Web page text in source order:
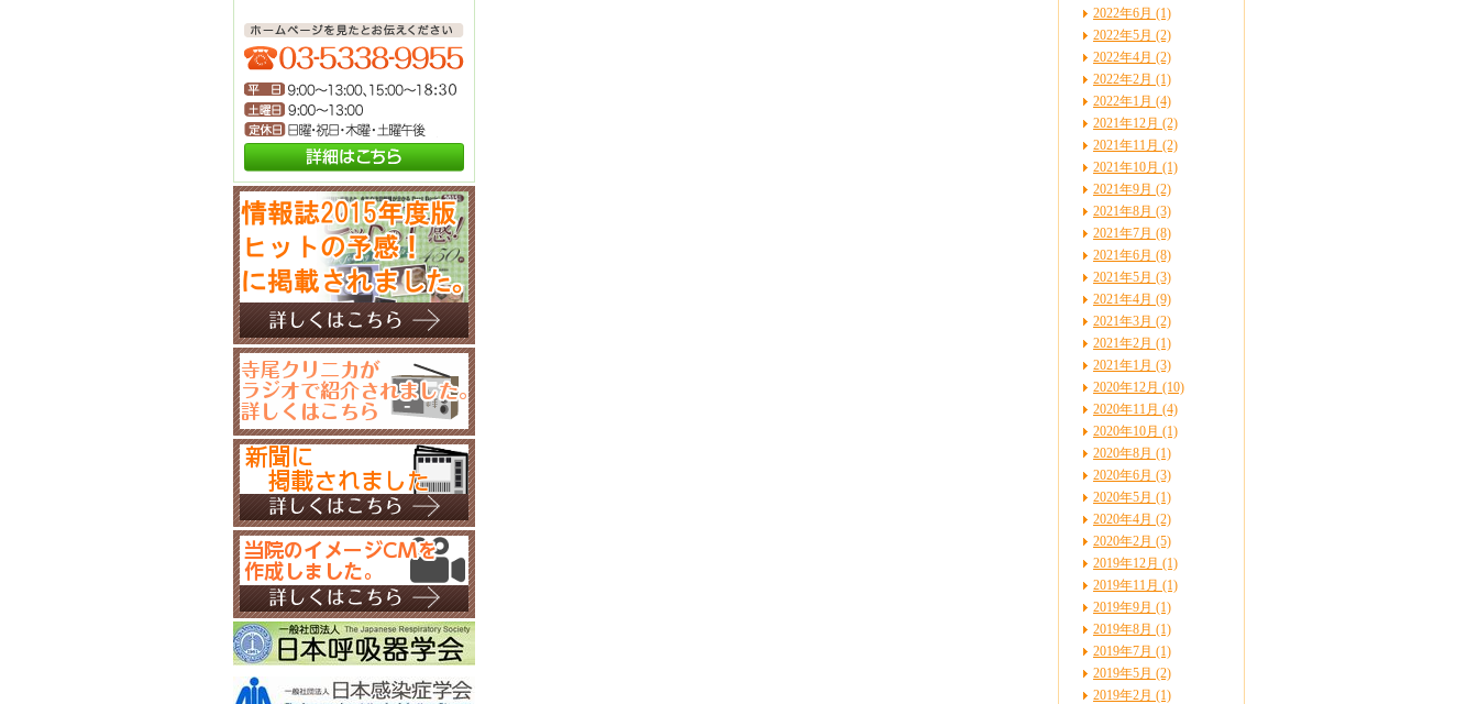
2022年6月 (1)
2022年5月 (2)
2022年4月 (2)
2022年2月 (1)
2022年1月 (4)
2021年12月 (2)
2021年11月 (2)
2021年10月 (1)
2021年9月 (2)
2021年8月 (3)
2021年7月 (8)
2021年6月 (8)
2021年5月 (3)
2021年4月 (9)
2021年3月 (2)
2021年2月 (1)
2021年1月 (3)
2020年12月 (10)
2020年11月 (4)
2020年10月 (1)
2020年8月 (1)
2020年6月 (3)
2020年5月 (1)
2020年4月 (2)
2020年2月 (5)
2019年12月 (1)
2019年11月 (1)
2019年9月 (1)
2019年8月 (1)
2019年7月 (1)
2019年5月 (2)
2019年2月 (1)